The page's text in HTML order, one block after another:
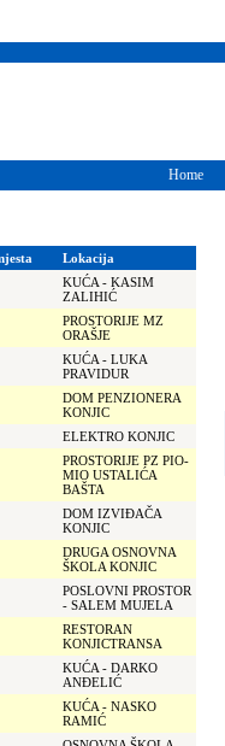
Home
Lokacija
KUĆA - KASIM
ZALIHIĆ
PROSTORIJE MZ
ORAŠJE
KUĆA - LUKA
PRAVIDUR
DOM PENZIONERA
KONJIC
ELEKTRO KONJIC
PROSTORIJE PZ PIO-
MIO USTALIĆA
BAŠTA
DOM IZVIĐAČA
KONJIC
DRUGA OSNOVNA
ŠKOLA KONJIC
POSLOVNI PROSTOR
- SALEM MUJELA
RESTORAN
KONJICTRANSA
KUĆA - DARKO
ANĐELIĆ
KUĆA - NASKO
RAMIĆ